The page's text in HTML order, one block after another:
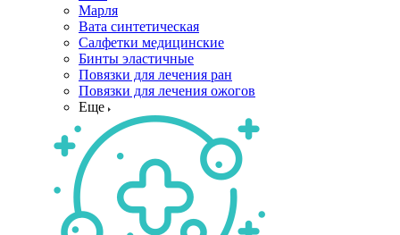
Марля
Вата синтетическая
Салфетки медицинские
Бинты эластичные
Повязки для лечения ран
Повязки для лечения ожогов
Еще